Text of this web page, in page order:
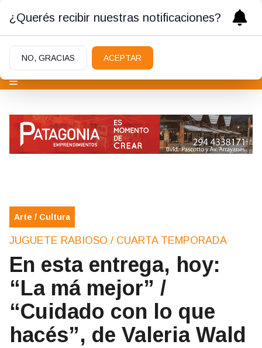
Arte / Cultura
JUGUETE RABIOSO / CUARTA TEMPORADA
En esta entrega, hoy:
“La má mejor” /
“Cuidado con lo que
hacés”, de Valeria Wald
¿Querés recibir nuestras notificaciones?
NO, GRACIAS ACEPTAR